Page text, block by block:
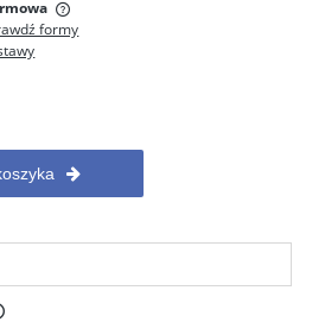
kosztów płatności
formy